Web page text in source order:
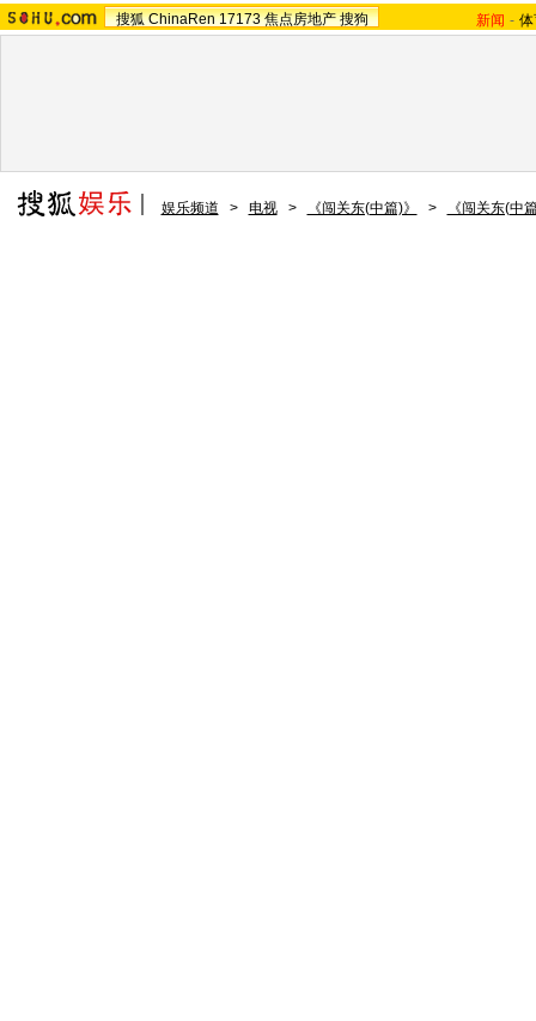
搜狐 ChinaRen 17173 焦点房地产 搜狗 新闻 -
娱乐频道 > 电视 > 《闯关东(中篇)》 > 《闯关东(中